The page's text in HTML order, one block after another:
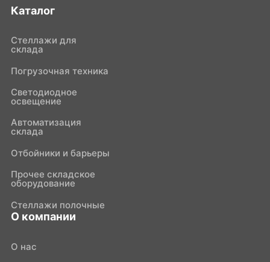
Каталог
Стеллажи для
склада
Погрузочная техника
Светодиодное
освещение
Автоматизация
склада
Отбойники и барьеры
Прочее складское
оборудование
Стеллажи полочные
О компании
О нас